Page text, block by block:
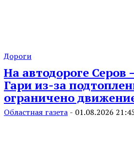
Дороги
На автодороге Серов
Гари из-за
ограничено
Областная газета - 01.08.2026